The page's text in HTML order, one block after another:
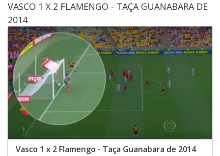
VASCO 1 X 2 FLAMENGO - TAÇA GUANABARA DE
2014
Vasco 1 x 2 Flamengo - Taça Guanabara de 2014